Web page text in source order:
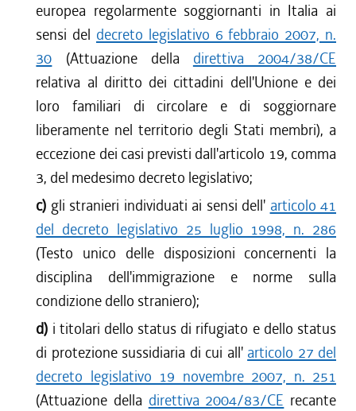
europea regolarmente soggiornanti in Italia ai
sensi del decreto legislativo 6 febbraio 2007, n.
30 (Attuazione della direttiva 2004/38/CE
relativa al diritto dei cittadini dell'Unione e dei
loro familiari di circolare e di soggiornare
liberamente nel territorio degli Stati membri), a
eccezione dei casi previsti dall'articolo 19, comma
3, del medesimo decreto legislativo;
c) gli stranieri individuati ai sensi dell' articolo 41
del decreto legislativo 25 luglio 1998, n. 286
(Testo unico delle disposizioni concernenti la
disciplina dell'immigrazione e norme sulla
condizione dello straniero);
d) i titolari dello status di rifugiato e dello status
di protezione sussidiaria di cui all' articolo 27 del
decreto legislativo 19 novembre 2007, n. 251
(Attuazione della direttiva 2004/83/CE recante